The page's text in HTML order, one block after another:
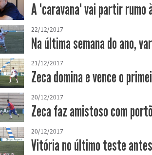
A "caravana" vai partir rumo
22/12/2017
Na última semana do ano,
21/12/2017
Zeca domina e vence o
20/12/2017
Zeca faz amistoso com
20/12/2017
Vitória no último teste antes